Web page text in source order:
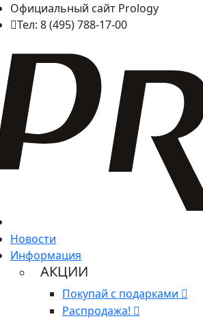
Официальный сайт Prology
Тел: 8 (495) 788-17-00
Новости
Информация
АКЦИИ
Покупай с подарками
Распродажа!